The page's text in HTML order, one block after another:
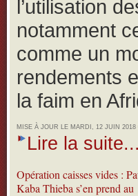
l’utilisation
notamment
comme un
rendements
la faim en
MISE À JOUR LE MARDI, 12 JUIN 2018
Lire la suite...
Opération caisses vides :
Kaba Thieba s’en prend au